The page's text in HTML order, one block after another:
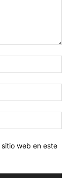
web en este